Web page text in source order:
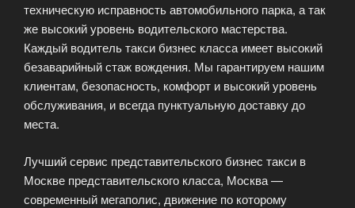
техническую исправность автомобильного парка, а так
же высокий уровень водительского мастерства.
Каждый водитель такси бизнес класса имеет высокий
безаварийный стаж вождения. Мы гарантируем нашим
клиентам, безопасность, комфорт и высокий уровень
обслуживания, и всегда пунктуальную доставку до
места.
Лучший сервис представительского бизнес такси в
Москве представительского класса, Москва —
современный мегаполис, движение по которому